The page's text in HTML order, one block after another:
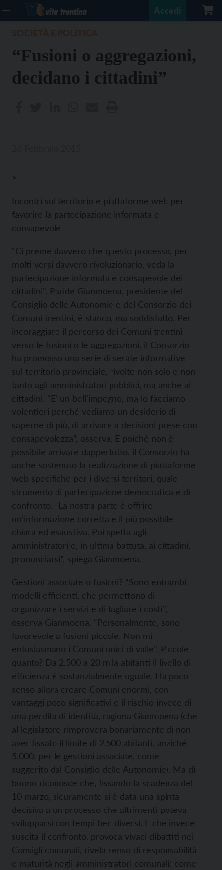
Accedi
“Fusioni o aggregazioni,
decidano i cittadini”
>
Incontri sul territorio e piattaforme web per
favorire la partecipazione informata e
consapevole
“Ci preme davvero che questo processo, per
molti versi davvero rivoluzionario, veda la
partecipazione informata e consapevole dei
cittadini”. Paride Gianmoena, presidente del
Consiglio delle Autonomie e del Consorzio dei
Comuni trentini, è stanco, ma soddisfatto. Per
incoraggiare il percorso dei Comuni trentini
verso le fusioni o le aggregazioni, il Consorzio
ha promosso una serie di serate informative
sul territorio provinciale, rivolte non solo e non
tanto agli amministratori pubblici, ma anche ai
cittadini. “E’ un bell’impegno, ma lo facciamo
volentieri perché vediamo un desiderio di
saperne di più, di arrivare a decisioni prese con
consapevolezza”, osserva. E poiché non è
possibile arrivare dappertutto, il Consorzio ha
anche sostenuto la realizzazione di piattaforme
web specifiche per i diversi territori, quale
strumento di partecipazione democratica e di
confronto. “La nostra parte è offrire
un’informazione corretta e il più possibile
chiara ed esaustiva. Poi spetta agli
amministratori e, in ultima battuta, ai cittadini,
pronunciarsi”, spiega Gianmoena.
Gestioni associate o fusioni? “Sono entrambi
modelli efficienti, che permettono di
organizzare i servizi e di tagliare i costi”,
osserva Gianmoena. “Personalmente, sono
favorevole a fusioni piccole. Non mi
entusiasmano i Comuni unici di valle”. Piccole
quanto? Da 2.500 a 20 mila abitanti il livello di
efficienza è sostanzialmente uguale. Ha poco
senso allora creare Comuni enormi, con
vantaggi poco significativi e il rischio invece di
una perdita di identità, ragiona Gianmoena (che
al legislatore rimprovera bonariamente di non
aver fissato il limite di 2.500 abitanti, anziché
5.000, per le gestioni associate, come
suggerito dal Consiglio delle Autonomie). Ma di
buono riconosce che, fissando la scadenza del
10 marzo, sicuramente si è data una spinta
decisiva a un processo che altrimenti poteva
svilupparsi con tempi ben diversi. E che invece
suscita il confronto, provoca vivaci dibattiti nei
Consigli comunali, rivela senso di responsabilità
e maturità negli amministratori comunali: come